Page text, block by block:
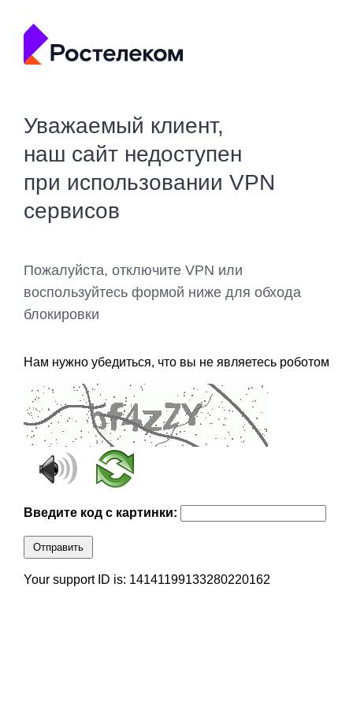
Уважаемый клиент,
наш сайт недоступен
при использовании VPN
сервисов
Пожалуйста, отключите VPN или
воспользуйтесь формой ниже для обхода
блокировки
Нам нужно убедиться, что вы не являетесь роботом
Введите код с картинки:
Отправить
Your support ID is: 14141199133280220162